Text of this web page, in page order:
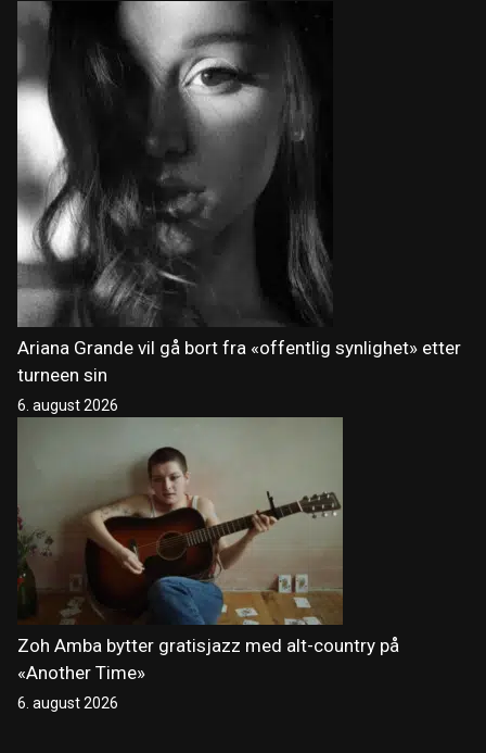
Ariana Grande vil gå bort fra «offentlig synlighet» etter
turneen sin
6. august 2026
Zoh Amba bytter gratisjazz med alt-country på
«Another Time»
6. august 2026